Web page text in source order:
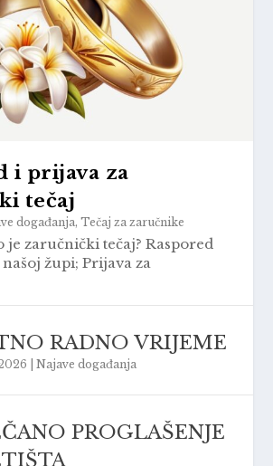
i prijava za
tečaj
događanja,Tečaj za zaručnike
je zaručnički tečaj? Raspored
župi; Prijava za
RADNO VRIJEME
|Najave događanja
PROGLAŠENJE